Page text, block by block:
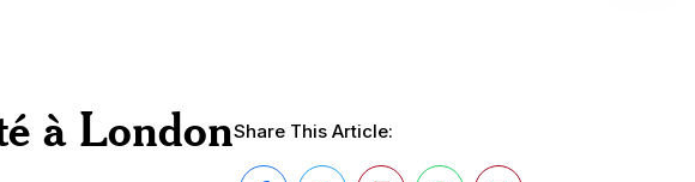
à LondonShare This Article: